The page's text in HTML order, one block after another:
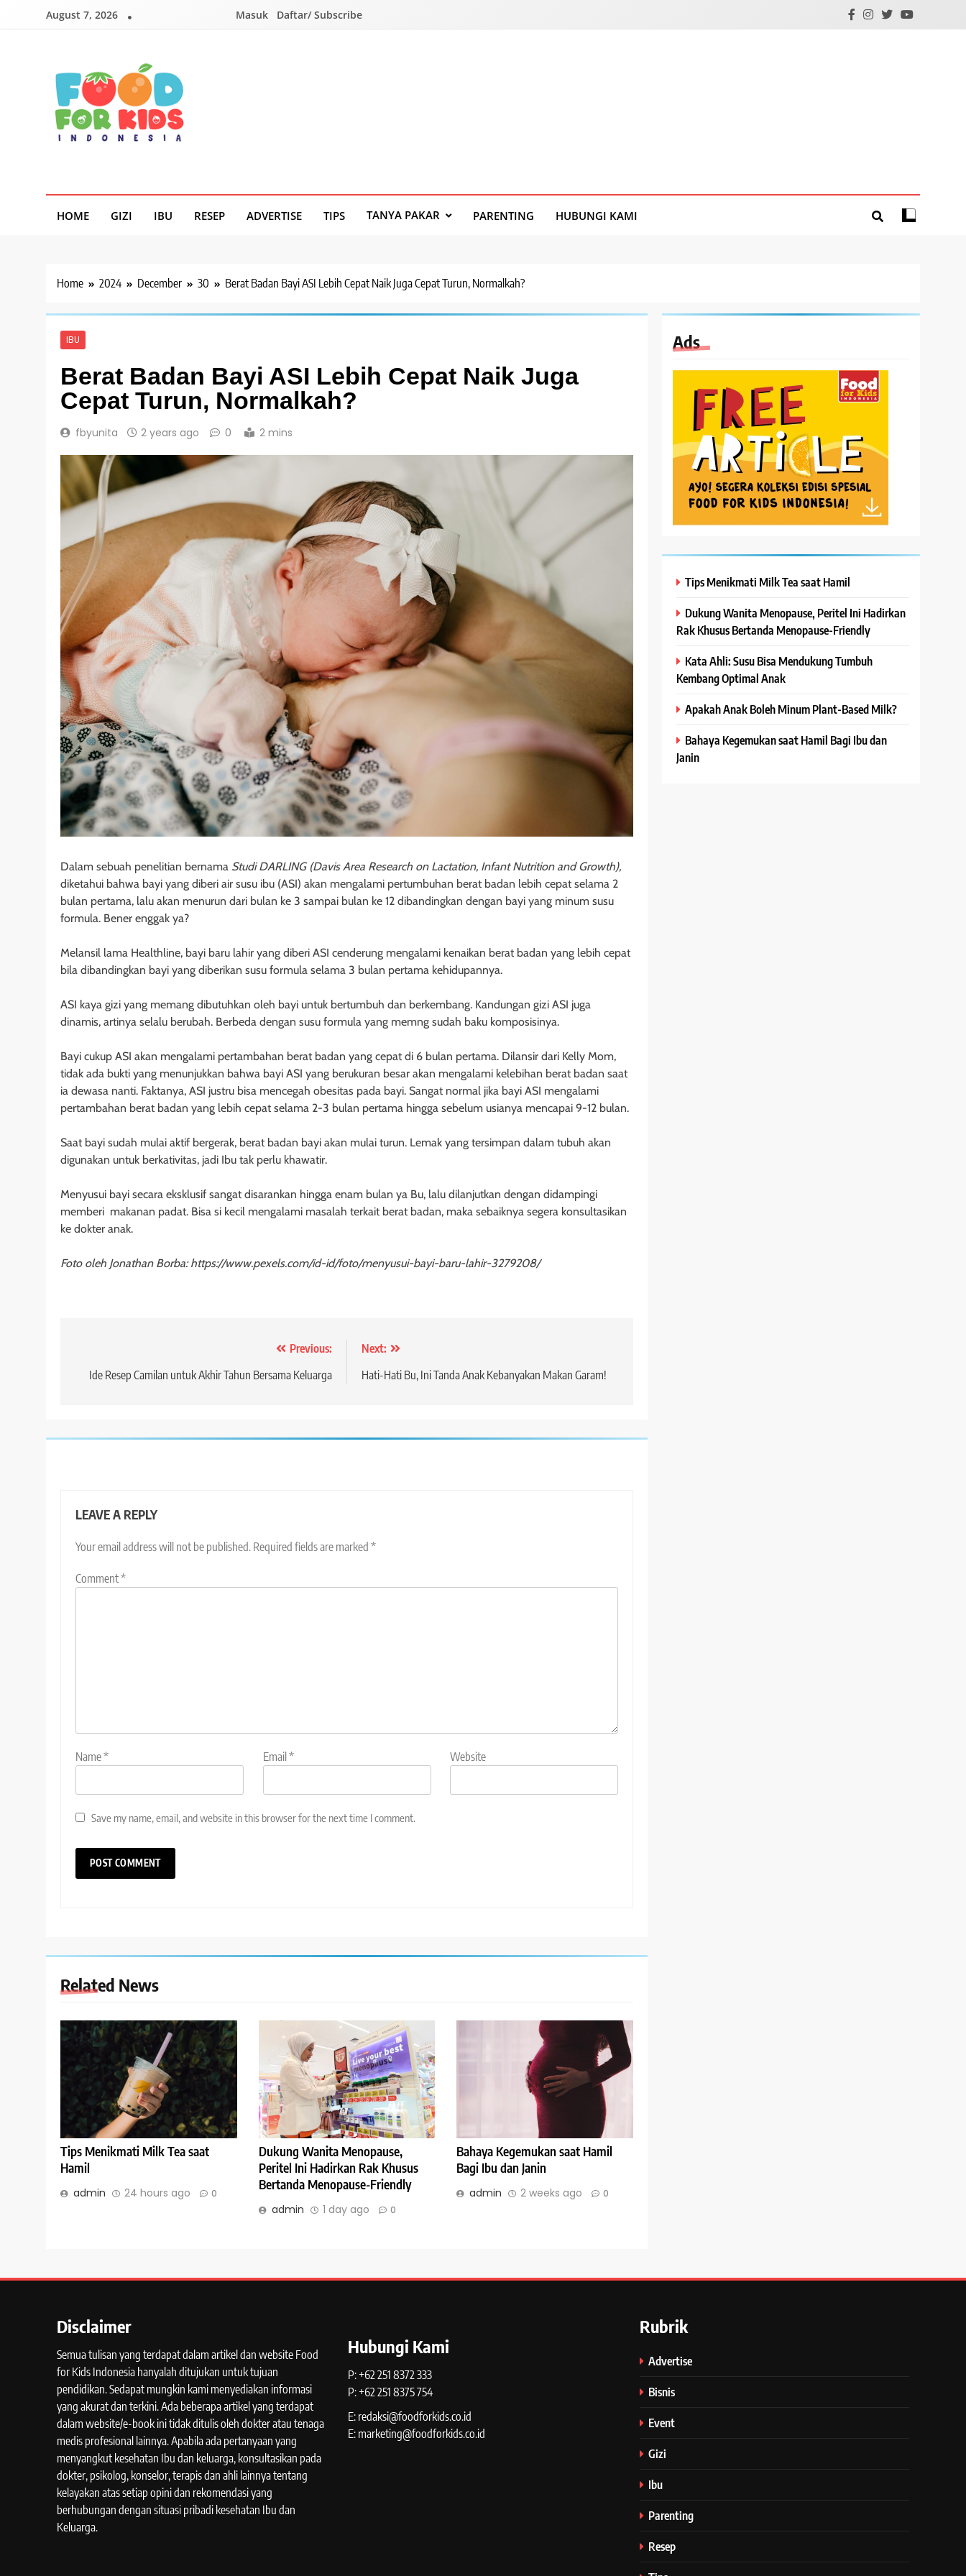
August 7, 2026 Masuk Daftar/ Subscribe
HOME GIZI IBU RESEP ADVERTISE TIPS TANYA PAKAR PARENTING HUBUNGI KAMI
Home 2024 December 30 Berat Badan Bayi ASI Lebih Cepat Naik Juga Cepat Turun, Normalkah?
IBU
Berat Badan Bayi ASI Lebih Cepat Naik Juga
Cepat Turun, Normalkah?
fbyunita 2 years ago 0 2 mins
Dalam sebuah penelitian bernama Studi DARLING (Davis Area Research on Lactation, Infant Nutrition and Growth),
diketahui bahwa bayi yang diberi air susu ibu (ASI) akan mengalami pertumbuhan berat badan lebih cepat selama 2
bulan pertama, lalu akan menurun dari bulan ke 3 sampai bulan ke 12 dibandingkan dengan bayi yang minum susu
formula. Bener enggak ya?
Melansil lama Healthline, bayi baru lahir yang diberi ASI cenderung mengalami kenaikan berat badan yang lebih cepat
bila dibandingkan bayi yang diberikan susu formula selama 3 bulan pertama kehidupannya.
ASI kaya gizi yang memang dibutuhkan oleh bayi untuk bertumbuh dan berkembang. Kandungan gizi ASI juga
dinamis, artinya selalu berubah. Berbeda dengan susu formula yang memng sudah baku komposisinya.
Bayi cukup ASI akan mengalami pertambahan berat badan yang cepat di 6 bulan pertama. Dilansir dari Kelly Mom,
tidak ada bukti yang menunjukkan bahwa bayi ASI yang berukuran besar akan mengalami kelebihan berat badan saat
ia dewasa nanti. Faktanya, ASI justru bisa mencegah obesitas pada bayi. Sangat normal jika bayi ASI mengalami
pertambahan berat badan yang lebih cepat selama 2-3 bulan pertama hingga sebelum usianya mencapai 9-12 bulan.
Saat bayi sudah mulai aktif bergerak, berat badan bayi akan mulai turun. Lemak yang tersimpan dalam tubuh akan
digunakan untuk berkativitas, jadi Ibu tak perlu khawatir.
Menyusui bayi secara eksklusif sangat disarankan hingga enam bulan ya Bu, lalu dilanjutkan dengan didampingi
memberi makanan padat. Bisa si kecil mengalami masalah terkait berat badan, maka sebaiknya segera konsultasikan
ke dokter anak.
Foto oleh Jonathan Borba: https://www.pexels.com/id-id/foto/menyusui-bayi-baru-lahir-3279208/
navigation
Previous:
Ide Resep Camilan untuk Akhir Tahun Bersama Keluarga
Next:
Hati-Hati Bu, Ini Tanda Anak Kebanyakan Makan Garam!
LEAVE A REPLY
Your email address will not be published. Required fields are marked *
Comment*
Name* Email * Website
Save my name, email, and website in this browser for the next time I comment.
Related News
Tips Menikmati Milk Tea saat
Hamil
admin 24 hours ago 0
Dukung Wanita Menopause,
Peritel Ini Hadirkan Rak Khusus
Bertanda Menopause-Friendly
admin 1 day ago 0
Bahaya Kegemukan saat Hamil
Bagi Ibu dan Janin
admin 2 weeks ago 0
Ads
Tips Menikmati Milk Tea saat Hamil
Dukung Wanita Menopause, Peritel Ini Hadirkan
Rak Khusus Bertanda Menopause-Friendly
Kata Ahli: Susu Bisa Mendukung Tumbuh
Kembang Optimal Anak
Apakah Anak Boleh Minum Plant-Based Milk?
Bahaya Kegemukan saat Hamil Bagi Ibu dan
Janin
Disclaimer
Semua tulisan yang terdapat dalam artikel dan website Food
for Kids Indonesia hanyalah ditujukan untuk tujuan
pendidikan. Sedapat mungkin kami menyediakan informasi
yang akurat dan terkini. Ada beberapa artikel yang terdapat
dalam website/e-book ini tidak ditulis oleh dokter atau tenaga
medis profesional lainnya. Apabila ada pertanyaan yang
menyangkut kesehatan Ibu dan keluarga, konsultasikan pada
dokter, psikolog, konselor, terapis dan ahli lainnya tentang
kelayakan atas setiap opini dan rekomendasi yang
berhubungan dengan situasi pribadi kesehatan Ibu dan
Keluarga.
Hubungi Kami
P: +62 251 8372 333
P: +62 251 8375 754
E: redaksi@foodforkids.co.id
E: marketing@foodforkids.co.id
Rubrik
Advertise
Bisnis
Event
Gizi
Ibu
Parenting
Resep